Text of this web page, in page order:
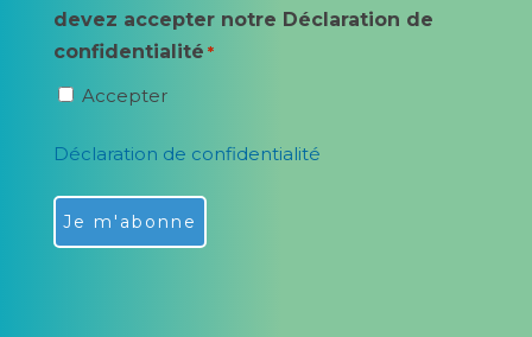
devez accepter notre Déclaration de
confidentialité *
Accepter
Déclaration de confidentialité